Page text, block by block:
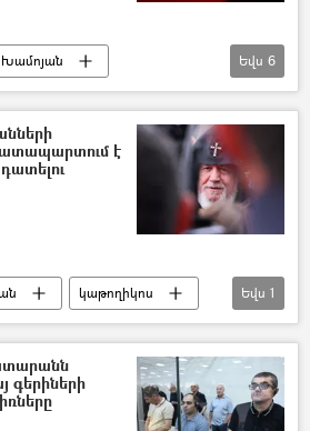
«Քաղաքացիական պայմանագիր» կուսակցություն (ՔՊ)
Իշխանություն
Տեսանյութեր
Եվս 6
է
կաթողիկոս
Եվս 1
գերիների